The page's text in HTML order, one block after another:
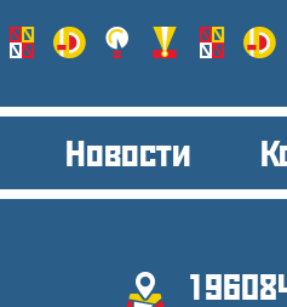
Новости